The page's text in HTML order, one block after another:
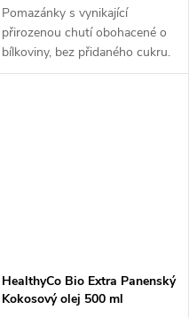
Pomazánky s vynikající
přirozenou chutí obohacené o
bílkoviny, bez přidaného cukru.
HealthyCo Bio Extra Panenský
Kokosový olej 500 ml